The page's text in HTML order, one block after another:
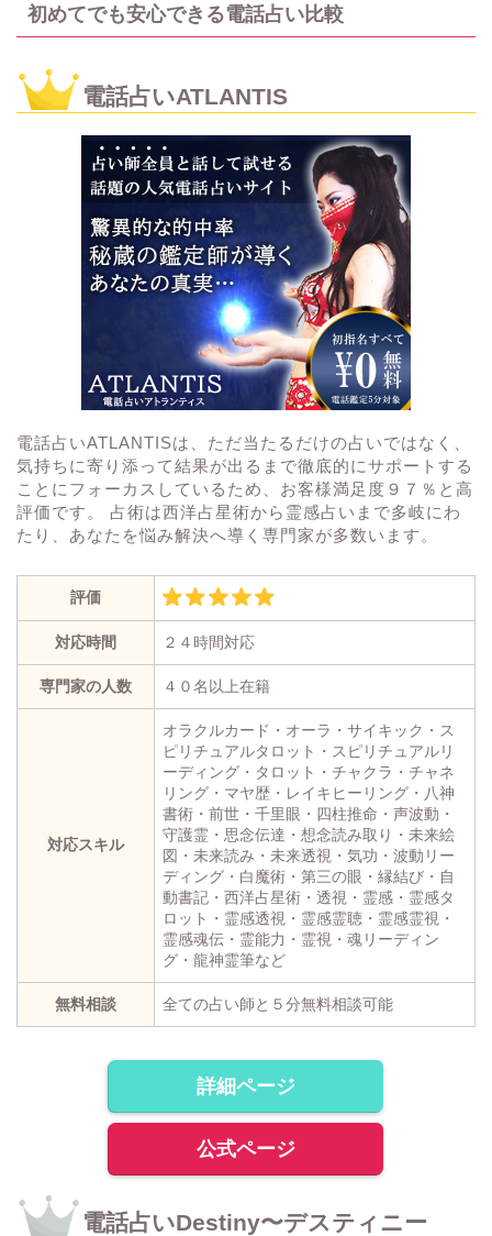
初めてでも安心できる電話占い比較
電話占いATLANTIS
電話占いATLANTISは、ただ当たるだけの占いではなく、
気持ちに寄り添って結果が出るまで徹底的にサポートする
ことにフォーカスしているため、お客様満足度９７％と高
評価です。 占術は西洋占星術から霊感占いまで多岐にわ
たり、あなたを悩み解決へ導く専門家が多数います。
評価
対応時間 ２４時間対応
専門家の人数 ４０名以上在籍
対応スキル
オラクルカード・オーラ・サイキック・ス
ピリチュアルタロット・スピリチュアルリ
ーディング・タロット・チャクラ・チャネ
リング・マヤ歴・レイキヒーリング・八神
書術・前世・千里眼・四柱推命・声波動・
守護霊・思念伝達・想念読み取り・未来絵
図・未来読み・未来透視・気功・波動リー
ディング・白魔術・第三の眼・縁結び・自
動書記・西洋占星術・透視・霊感・霊感タ
ロット・霊感透視・霊感霊聴・霊感霊視・
霊感魂伝・霊能力・霊視・魂リーディン
グ・龍神霊筆など
無料相談 全ての占い師と５分無料相談可能
詳細ページ
公式ページ
電話占いDestiny〜デスティニー